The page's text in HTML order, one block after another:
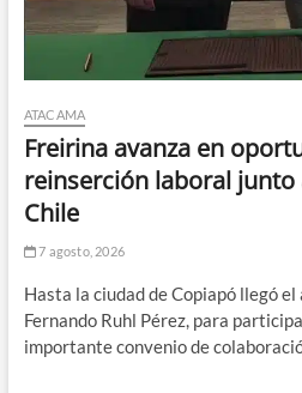
ATACAMA
Freirina avanza en
reinserción laboral junto
Chile
7 agosto, 2026
Hasta la ciudad de Copiapó llegó
Fernando Ruhl Pérez, para
importante convenio de